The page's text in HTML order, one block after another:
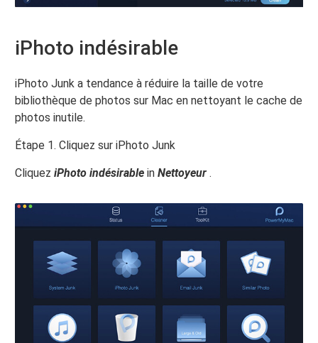
iPhoto indésirable
iPhoto Junk a tendance à réduire la taille de votre
bibliothèque de photos sur Mac en nettoyant le cache de
photos inutile.
Étape 1. Cliquez sur iPhoto Junk
CliqueziPhoto indésirableinNettoyeur.